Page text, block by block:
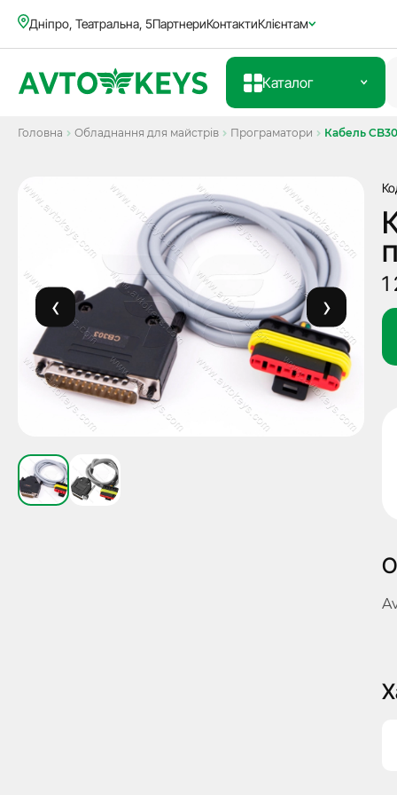
Дніпро, Театральна, 5ПартнериКонтактиКлієнтам
Каталог
Головна Обладнання для майстрів Програматори Кабель